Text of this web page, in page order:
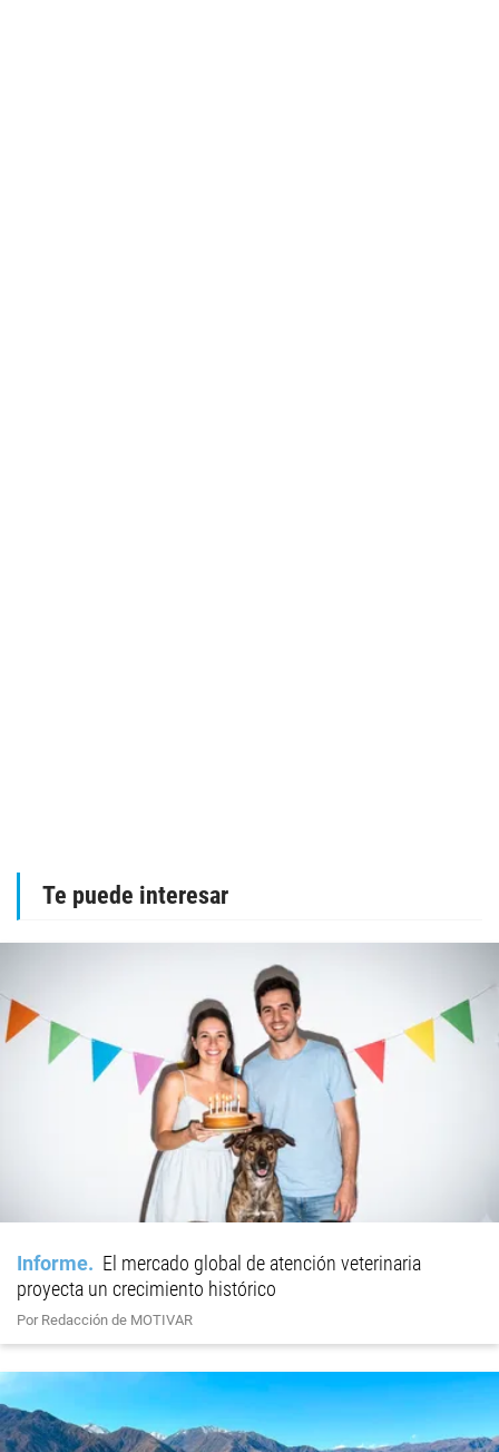
Te puede interesar
Informe
El mercado global de atención veterinaria
proyecta un crecimiento histórico
Por Redacción de MOTIVAR